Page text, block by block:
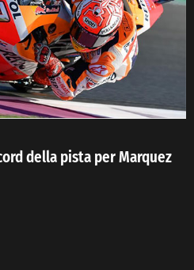
della pista per Marquez